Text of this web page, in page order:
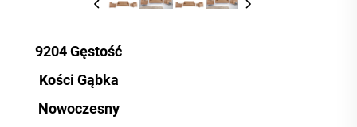
9204 Gęstość
Kości Gąbka
Nowoczesny